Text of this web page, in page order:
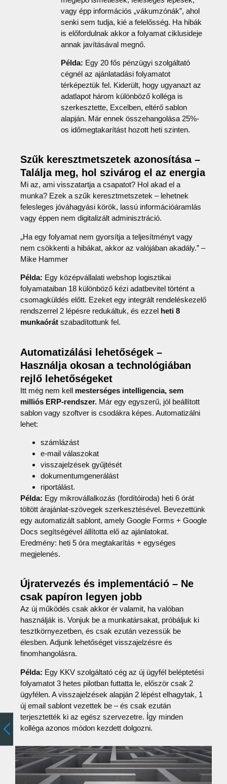
vagy épp információs „vákumzónák”, ahol
senki sem tudja, kié a felelősség. Ha hibák
is előfordulnak akkor a folyamat ciklusideje
annak javításával megnő.
Példa: Egy 20 fős pénzügyi szolgáltató
cégnél az ajánlatadási folyamatot
térképeztük fel. Kiderült, hogy ugyanazt az
adatlapot három különböző kolléga is
szerkesztette, Excelben, eltérő sablon
alapján. Már ennek összehangolása 25%-
os időmegtakarítást hozott heti szinten.
Szűk keresztmetszetek azonosítása –
Találja meg, hol szivárog el az energia
Mi az, ami visszatartja a csapatot? Hol akad el a
munka? Ezek a szűk keresztmetszetek – lehetnek
felesleges jóváhagyási körök, lassú információáramlás
vagy éppen nem digitalizált adminisztráció.
„Ha egy folyamat nem gyorsítja a teljesítményt vagy
nem csökkenti a hibákat, akkor az valójában akadály.” –
Mike Hammer
Példa: Egy középvállalati webshop logisztikai
folyamataiban 18 különböző kézi adatbevitel történt a
csomagküldés előtt. Ezeket egy integrált rendeléskezelő
rendszerrel 2 lépésre redukáltuk, és ezzel heti 8
munkaórát szabadítottunk fel.
Automatizálási lehetőségek –
Használja okosan a technológiában
rejlő lehetőségeket
Itt még nem kell mesterséges intelligencia, sem
milliós ERP-rendszer. Már egy egyszerű, jól beállított
sablon vagy szoftver is csodákra képes. Automatizálni
lehet:
számlázást
e-mail válaszokat
visszajelzések gyűjtését
dokumentumgenerálást
riportálást.
Példa: Egy mikrovállalkozás (fordítóiroda) heti 6 órát
töltött árajánlat-szövegek szerkesztésével. Bevezettünk
egy automatizált sablont, amely Google Forms + Google
Docs segítségével állította elő az ajánlatokat.
Eredmény: heti 5 óra megtakarítás + egységes
megjelenés.
Újratervezés és implementáció – Ne
csak papíron legyen jobb
Az új működés csak akkor ér valamit, ha valóban
használják is. Vonjuk be a munkatársakat, próbáljuk ki
tesztkörnyezetben, és csak ezután vezessük be
élesben. Adjunk lehetőséget visszajelzésre és
finomhangolásra.
Példa: Egy KKV szolgáltató cég az új ügyfél beléptetési
folyamatot 3 hetes pilotban futtatta le, először csak 2
ügyfélen. A visszajelzések alapján 2 lépést elhagytak, 1
új email sablont vezettek be – és csak ezután
terjesztették ki az egész szervezetre. Így minden
kolléga azonos módon kezdett dolgozni.